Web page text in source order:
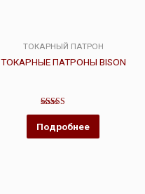
ТОКАРНЫЙ ПАТРОН
ТОКАРНЫЕ ПАТРОНЫ BISON
Оценка
5.00
из 5
Подробнее